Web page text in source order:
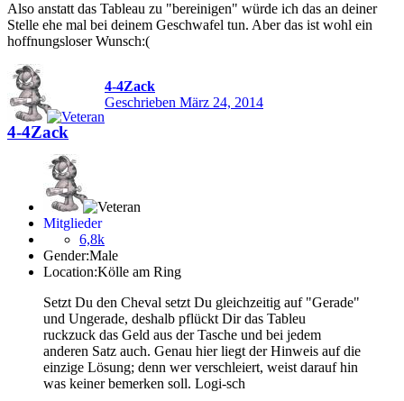
Also anstatt das Tableau zu "bereinigen" würde ich das an deiner
Stelle ehe mal bei deinem Geschwafel tun. Aber das ist wohl ein
hoffnungsloser Wunsch:(
4-4Zack
Geschrieben März 24, 2014
4-4Zack
Mitglieder
6,8k
Gender:Male
Location:Kölle am Ring
Setzt Du den Cheval setzt Du gleichzeitig auf "Gerade"
und Ungerade, deshalb pflückt Dir das Tableu
ruckzuck das Geld aus der Tasche und bei jedem
anderen Satz auch. Genau hier liegt der Hinweis auf die
einzige Lösung; denn wer verschleiert, weist darauf hin
was keiner bemerken soll. Logi-sch